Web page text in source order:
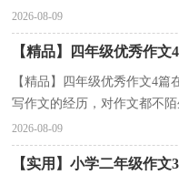
文、说明文、应用文、议论
2026-08-09
【精品】四年级优秀作文
【精品】四年级优秀作文4
写作文的经历，对作文都不
的目的。你知道作文怎样才
2026-08-09
【实用】小学二年级作文